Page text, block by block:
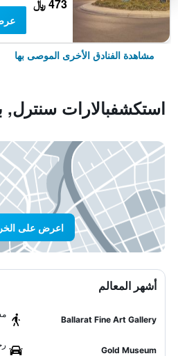
473 ﷼
مشاهدة الفنادق الأخرى الموصى بها
استكشفبالارات سنترل,
اعرض على
أشهر المعالم
Ballarat Fine Art Gallery
Gold Museum